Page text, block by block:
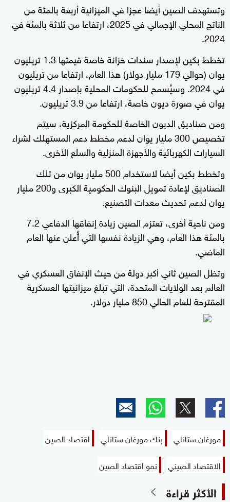
وتستهدف الصين أيضا عجزا في الميزانية أربعة بالمئة من
الناتج المحلي الإجمالي في 2025، ارتفاعا من ثلاثة بالمئة في
2024.
تخطط بكين لإصدار سندات خزانة خاصة قيمتها 1.3 تريليون
يوان (حوالي 179 مليار دولار) هذا العام، ارتفاعا من تريليون
في 2024. وسيُسمح للحكومات المحلية بإصدار 4.4 تريليون
يوان في صورة ديون خاصة، ارتفاعا من 3.9 تريليون.
ومن صناديق الديون الخاصة للحكومة المركزية، سيتم
تخصيص 300 مليار يوان لدعم مخطط دعم المستهلك لشراء
السيارات الكهربائية والأجهزة المنزلية والسلع الأخرى.
وتخطط بكين أيضا لاستخدام 500 مليار يوان من تلك
الصناديق لإعادة تمويل البنوك الحكومية الكبرى و200 مليار
يوان لدعم تحديث معدات التصنيع.
ومن ناحية أخرى، تعتزم الصين زيادة إنفاقها الدفاعي 7.2
بالمئة هذا العام، وهي الزيادة نفسها التي أُعلن عنها العام
الماضي.
وتظل الصين ثاني أكبر دولة من حيث الإنفاق العسكري في
العالم بعد الولايات المتحدة، التي تبلغ ميزانيتها العسكرية
المقترحة للعام الحالي 850 مليار دولار.
مورغان ستانلي بنك مورغان ستانلي
اقتصاد الصين
الاقتصاد الصيني
نمو اقتصاد الصين
الأكثر قراءة